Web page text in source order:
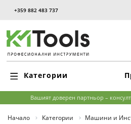
+359 882 483 737
Категории
Вашият доверен партньор –
Начало Категории Машини и